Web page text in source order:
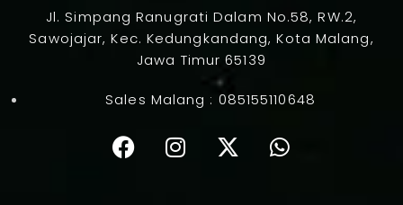
Jl. Simpang Ranugrati Dalam No.58, RW.2,
Sawojajar, Kec. Kedungkandang, Kota Malang,
Jawa Timur 65139
Sales Malang : 085155110648